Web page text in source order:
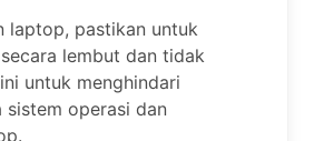
laptop, pastikan untuk
lembut dan tidak
untuk menghindari
sistem operasi dan